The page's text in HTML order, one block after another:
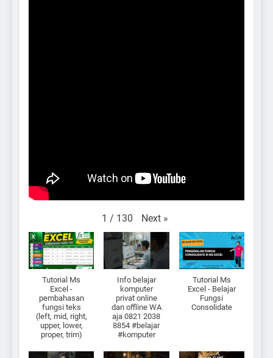
1 / 130 Next »
Tutorial Ms
Excel -
pembahasan
fungsi teks
(left, mid, right,
upper, lower,
proper, trim)
Info belajar
komputer
privat online
dan offline WA
aja 0821 2038
8854 #belajar
#komputer
Tutorial Ms
Excel - Belajar
Fungsi
Consolidate